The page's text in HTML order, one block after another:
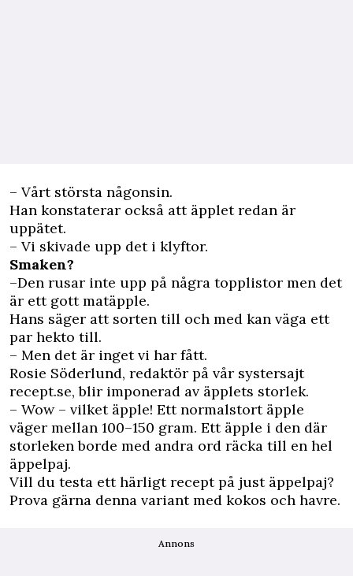
– Vårt största någonsin.
Han konstaterar också att äpplet redan är
uppätet.
– Vi skivade upp det i klyftor.
Smaken?
–Den rusar inte upp på några topplistor men det
är ett gott matäpple.
Hans säger att sorten till och med kan väga ett
par hekto till.
– Men det är inget vi har fått.
Rosie Söderlund, redaktör på vår systersajt
recept.se, blir imponerad av äpplets storlek.
– Wow – vilket äpple! Ett normalstort äpple
väger mellan 100–150 gram. Ett äpple i den där
storleken borde med andra ord räcka till en hel
äppelpaj.
Vill du testa ett härligt recept på just äppelpaj?
Prova gärna denna variant med kokos och havre.
Annons